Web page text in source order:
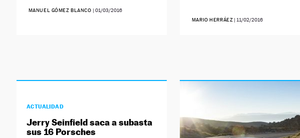
MANUEL GÓMEZ BLANCO | 01/03/2016
MARIO HERRÁEZ | 11/02/2016
ACTUALIDAD
Jerry Seinfield saca a subasta
sus 16 Porsches